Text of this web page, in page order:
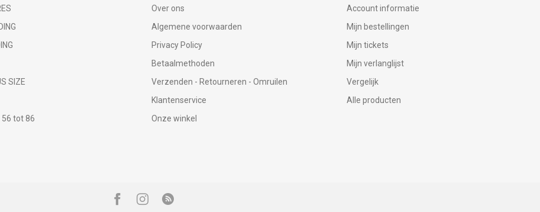
SIZE
56 tot 86
Over ons
Algemene voorwaarden
Privacy Policy
Betaalmethoden
Verzenden - Retourneren - Omruilen
Klantenservice
Onze winkel
Account informatie
Mijn bestellingen
Mijn tickets
Mijn verlanglijst
Vergelijk
Alle producten